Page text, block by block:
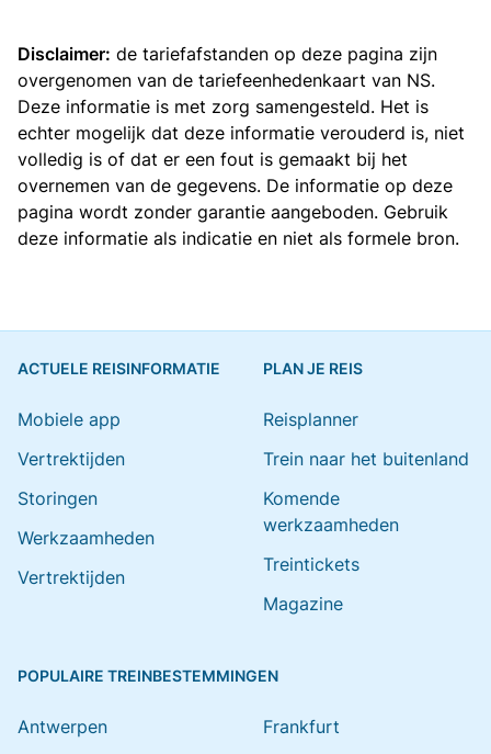
Disclaimer: de tariefafstanden op deze pagina zijn
overgenomen van de tariefeenhedenkaart van NS.
Deze informatie is met zorg samengesteld. Het is
echter mogelijk dat deze informatie verouderd is, niet
volledig is of dat er een fout is gemaakt bij het
overnemen van de gegevens. De informatie op deze
pagina wordt zonder garantie aangeboden. Gebruik
deze informatie als indicatie en niet als formele bron.
ACTUELE REISINFORMATIE
Mobiele app
Vertrektijden
Storingen
Werkzaamheden
Vertrektijden
PLAN JE REIS
Reisplanner
Trein naar het buitenland
Komende
werkzaamheden
Treintickets
Magazine
POPULAIRE TREINBESTEMMINGEN
Antwerpen
Frankfurt